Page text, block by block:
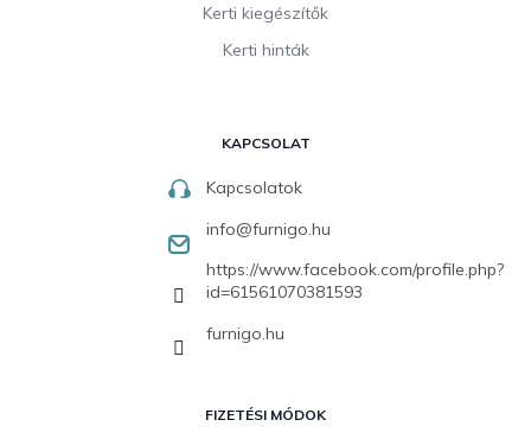
Kerti kiegészítők
Kerti hinták
KAPCSOLAT
Kapcsolatok
info@furnigo.hu
https://www.facebook.com/profile.php?
id=61561070381593
furnigo.hu
FIZETÉSI MÓDOK